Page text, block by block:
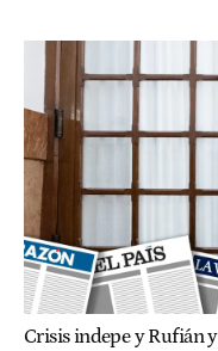
Crisis indepe y Rufián